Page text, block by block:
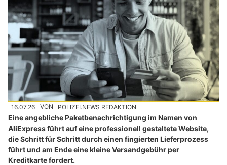
16.07.26 VON POLIZEI.NEWS REDAKTION
Eine angebliche Paketbenachrichtigung im Namen von
AliExpress führt auf eine professionell gestaltete Website,
die Schritt für Schritt durch einen fingierten Lieferprozess
führt und am Ende eine kleine Versandgebühr per
Kreditkarte fordert.